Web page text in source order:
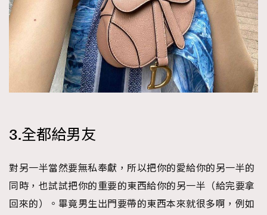
3.全都給男友
對另一半當然要無私奉獻，所以把你的愛給你的另一半的
同時，也試試把你的重要的東西給你的另一半（給完要拿
回來的）。畢竟男生出門要帶的東西本來就很多啊，例如